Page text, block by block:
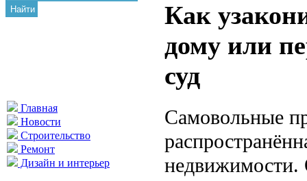
Найти
Главная
Новости
Строительство
Ремонт
Дизайн и интерьер
Как
дому или
суд
Самовольные
недвижимости.